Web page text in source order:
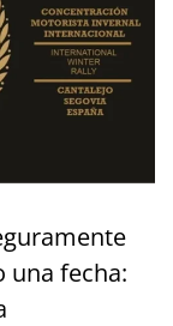
una fecha: